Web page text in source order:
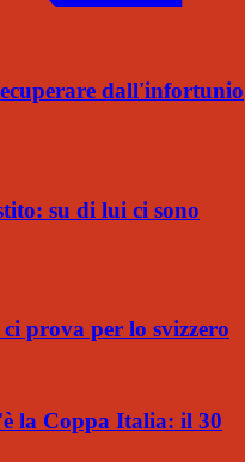
dall'infortunio
su di lui ci sono
prova per lo svizzero
la Coppa Italia: il 30